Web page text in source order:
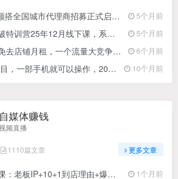
全国城市代理商招募正式启动！ 5个月前
，系统性的深度剖析电商企业经营之道，打造电商标准化运营体系 5个月前
，一个流量大竞争小，让你有机会成大卖的赛道 6个月前
作，20秒一单，零投入纯薅羊毛，无门槛，一天200+【揭秘】 10个月前
自媒体赚钱
频直播
1110篇文章 更多文章
到店理由+爆款钩子，实战案例拆解让门店客流翻倍 1个月前